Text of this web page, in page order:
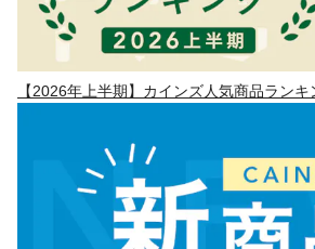
【2026年上半期】カインズ人気商品ランキ